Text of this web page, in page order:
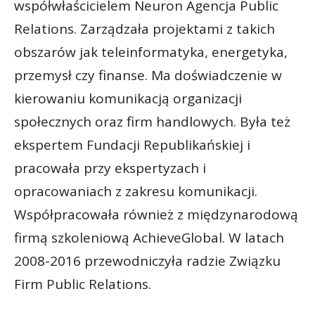
współwłaścicielem Neuron Agencja Public
Relations. Zarządzała projektami z takich
obszarów jak teleinformatyka, energetyka,
przemysł czy finanse. Ma doświadczenie w
kierowaniu komunikacją organizacji
społecznych oraz firm handlowych. Była też
ekspertem Fundacji Republikańskiej i
pracowała przy ekspertyzach i
opracowaniach z zakresu komunikacji.
Współpracowała również z międzynarodową
firmą szkoleniową AchieveGlobal. W latach
2008-2016 przewodniczyła radzie Związku
Firm Public Relations.